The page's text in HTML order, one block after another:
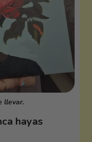
llevar.
hayas